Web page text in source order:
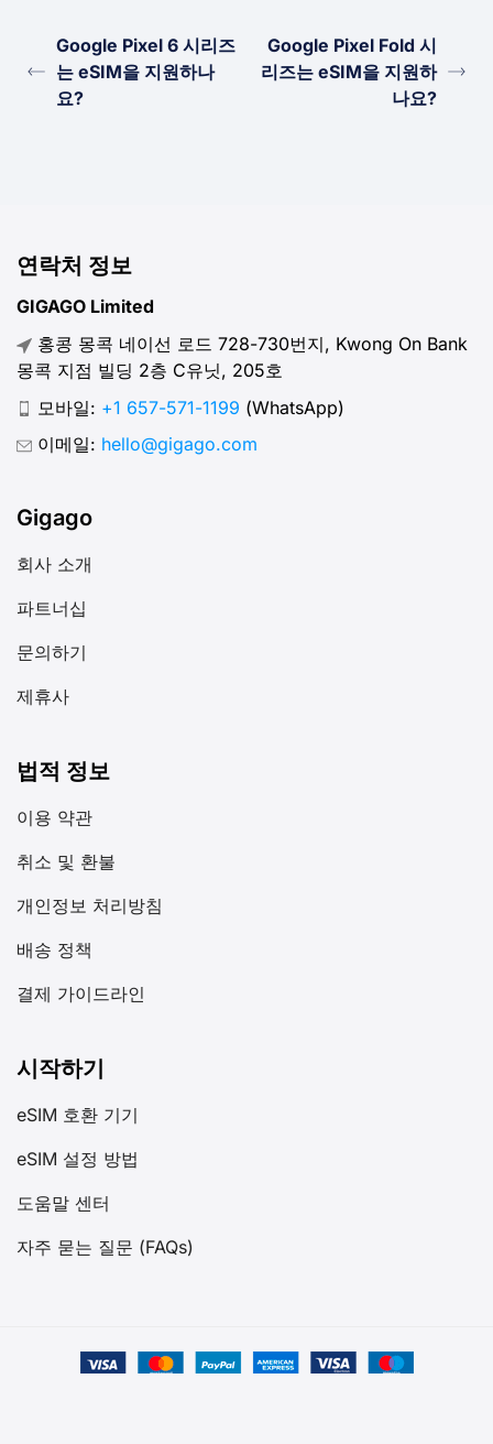
Google Pixel 6 시리즈
는 eSIM을 지원하나
요?
Google Pixel Fold 시
리즈는 eSIM을 지원하
나요?
연락처 정보
GIGAGO Limited
홍콩 몽콕 네이선 로드 728-730번지, Kwong On Bank
몽콕 지점 빌딩 2층 C유닛, 205호
모바일: +1 657-571-1199 (WhatsApp)
이메일: hello@gigago.com
Gigago
회사 소개
파트너십
문의하기
제휴사
법적 정보
이용 약관
취소 및 환불
개인정보 처리방침
배송 정책
결제 가이드라인
시작하기
eSIM 호환 기기
eSIM 설정 방법
도움말 센터
자주 묻는 질문 (FAQs)